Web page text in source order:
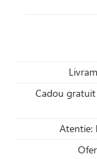
Cadou
Atentie: